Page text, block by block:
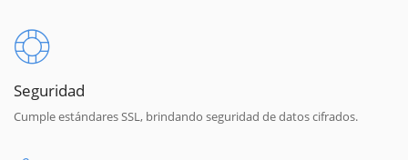
Seguridad
Cumple estándares SSL, brindando seguridad de datos cifrados.